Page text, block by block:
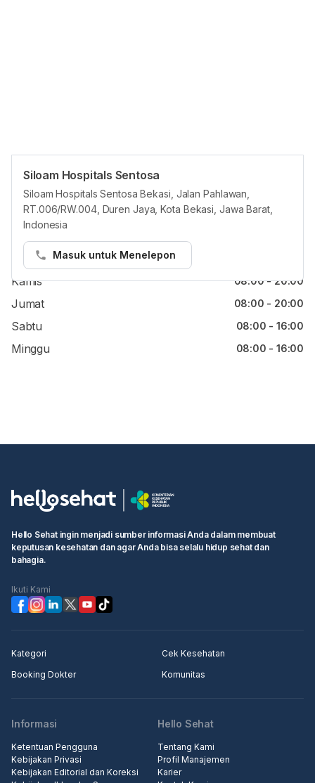
Siloam Hospitals Sentosa
Siloam Hospitals Sentosa Bekasi, Jalan Pahlawan,
RT.006/RW.004, Duren Jaya, Kota Bekasi, Jawa Barat,
Indonesia
Masuk untuk Menelepon
Jam reguler
Senin 08:00 - 20:00
Rabu
Kamis 08:00 - 20:00
Jumat 08:00 - 20:00
Sabtu 08:00 - 16:00
Minggu 08:00 - 16:00
Hello Sehat ingin menjadi sumber informasi Anda dalam membuat
keputusan kesehatan dan agar Anda bisa selalu hidup sehat dan
bahagia.
Ikuti Kami
Kategori
Cek Kesehatan
Booking Dokter
Komunitas
Informasi
Ketentuan Pengguna
Kebijakan Privasi
Kebijakan Editorial dan Koreksi
Hello Sehat
Tentang Kami
Profil Manajemen
Karier